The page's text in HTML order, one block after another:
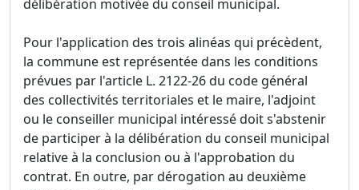
délibération motivée du conseil municipal.
Pour l'application des trois alinéas qui précèdent,
la commune est représentée dans les conditions
prévues par l'article L. 2122-26 du code général
des collectivités territoriales et le maire, l'adjoint
ou le conseiller municipal intéressé doit s'abstenir
de participer à la délibération du conseil municipal
relative à la conclusion ou à l'approbation du
contrat. En outre, par dérogation au deuxième